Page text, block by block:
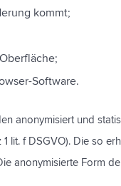
kommt;
Software.
anonymisiert und
lit. f DSGVO). Die so
anonymisierte Form